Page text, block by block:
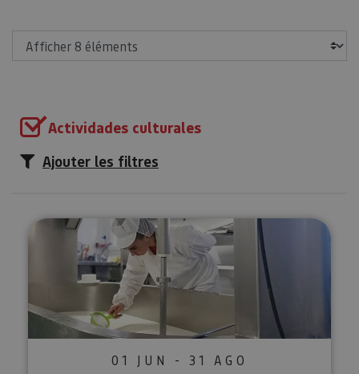
Actividades culturales
Ajouter les filtres
Visité guidée à la Fromagerie
01 JUN - 31 AGO